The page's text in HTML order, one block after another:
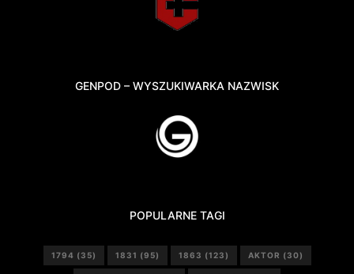
GENPOD – WYSZUKIWARKA NAZWISK
POPULARNE TAGI
1794 (35) 1831 (95) 1863 (123) AKTOR (30)